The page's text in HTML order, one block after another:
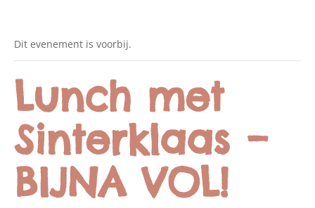
Dit evenement is voorbij.
Lunch met
Sinterklaas –
BIJNA VOL!